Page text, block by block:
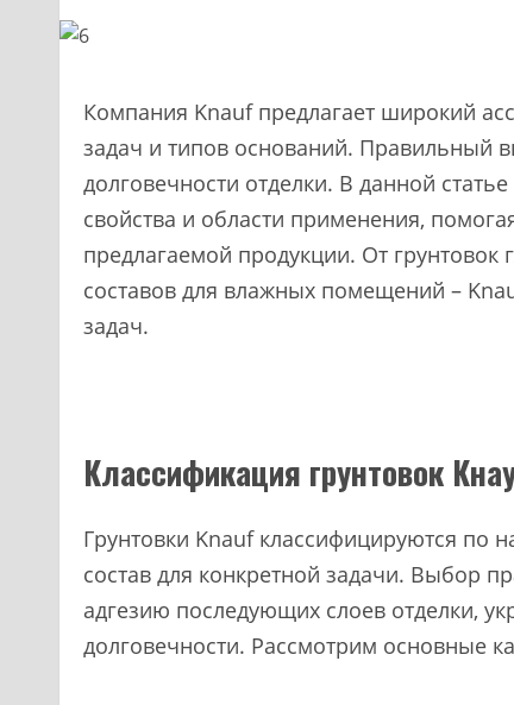
Компания Knauf предлагает широкий
задач и типов оснований. Правильный
долговечности отделки. В данной
свойства и области применения,
предлагаемой продукции. От
составов для влажных помещений –
задач.
Классификация грунтовок
Грунтовки Knauf классифицируются по
состав для конкретной задачи. Выбор
адгезию последующих слоев отделки,
долговечности. Рассмотрим основные